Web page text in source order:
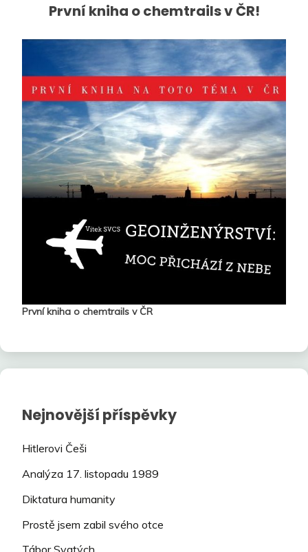
První kniha o chemtrails v ČR!
První kniha o chemtrails v ČR
Nejnovější příspěvky
Hitlerovi Češi
Analýza 17. listopadu 1989
Diktatura humanity
Prostě jsem zabil svého otce